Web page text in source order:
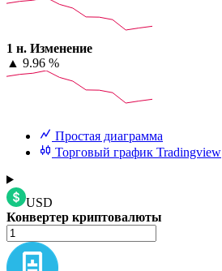
1 н. Изменение
▲ 9.96 %
Простая диаграмма
Торговый график Tradingview
USD
Конвертер криптовалюты